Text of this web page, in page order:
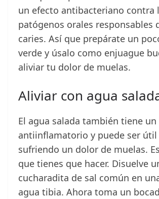
un efecto antibacteriano contra
patógenos orales responsables
caries. Así que prepárate un
verde y úsalo como enjuague
aliviar tu dolor de muelas.
Aliviar con agua
El agua salada también tiene
antiinflamatorio y puede ser útil
sufriendo un dolor de muelas.
que tienes que hacer. Disuelve
cucharadita de sal común en
agua tibia. Ahora toma un